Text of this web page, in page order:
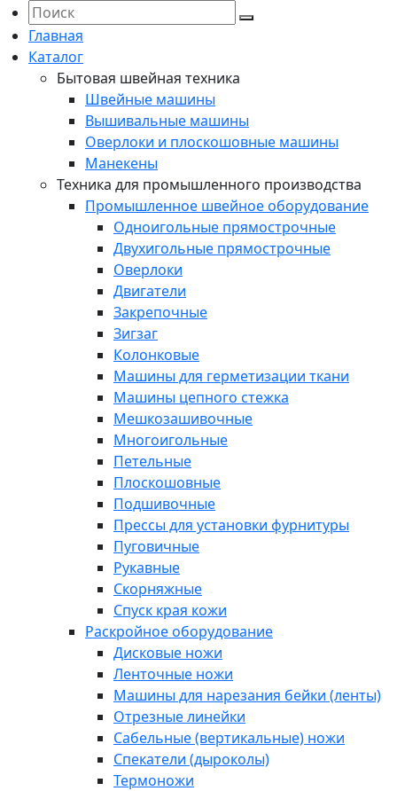
Главная
Каталог
Бытовая швейная техника
Швейные машины
Вышивальные машины
Оверлоки и плоскошовные машины
Манекены
Техника для промышленного производства
Промышленное швейное оборудование
Одноигольные прямострочные
Двухигольные прямострочные
Оверлоки
Двигатели
Закрепочные
Зигзаг
Колонковые
Машины для герметизации ткани
Машины цепного стежка
Мешкозашивочные
Многоигольные
Петельные
Плоскошовные
Подшивочные
Прессы для установки фурнитуры
Пуговичные
Рукавные
Скорняжные
Спуск края кожи
Раскройное оборудование
Дисковые ножи
Ленточные ножи
Машины для нарезания бейки (ленты)
Отрезные линейки
Сабельные (вертикальные) ножи
Спекатели (дыроколы)
Термоножи